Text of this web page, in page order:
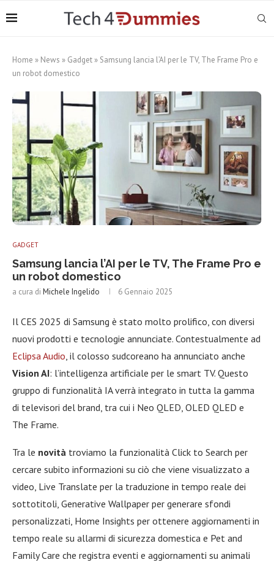
Home » News » Gadget » Samsung lancia l’AI per le TV, The Frame Pro e
un robot domestico
GADGET
Samsung lancia l’AI per le TV, The Frame Pro e
un robot domestico
a cura di Michele Ingelido 6 Gennaio 2025
Il CES 2025 di Samsung è stato molto prolifico, con diversi
nuovi prodotti e tecnologie annunciate. Contestualmente ad
Eclipsa Audio , il colosso sudcoreano ha annunciato anche
Vision AI: l’intelligenza artificiale per le smart TV. Questo
gruppo di funzionalità IA verrà integrato in tutta la gamma
di televisori del brand, tra cui i Neo QLED, OLED QLED e
The Frame.
Tra le novità troviamo la funzionalità Click to Search per
cercare subito informazioni su ciò che viene visualizzato a
video, Live Translate per la traduzione in tempo reale dei
sottotitoli, Generative Wallpaper per generare sfondi
personalizzati, Home Insights per ottenere aggiornamenti in
tempo reale su allarmi di sicurezza domestica e Pet and
Family Care che registra eventi e aggiornamenti su animali